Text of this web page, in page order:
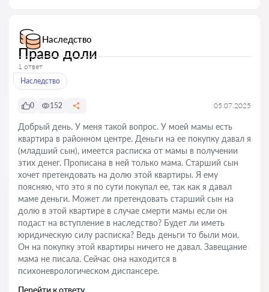
Наследство
Право доли
1 ответ
Наследство
0 152 05.07.2025
Добрый день. У меня такой вопрос. У моей мамы есть
квартира в районном центре. Деньги на ее покупку давал я
(младший сын), имеется расписка от мамы в получении
этих денег. Прописана в ней только мама. Старший сын
хочет претендовать на долю этой квартиры. Я ему
поясняю, что это я по сути покупал ее, так как я давал
маме деньги. Может ли претендовать старший сын на
долю в этой квартире в случае смерти мамы если он
подаст на вступление в наследство? Будет ли иметь
юридическую силу расписка? Ведь деньги то были мои.
Он на покупку этой квартиры ничего не давал. Завещание
мама не писала. Сейчас она находится в
психоневрологическом диспансере.
Перейти к ответу